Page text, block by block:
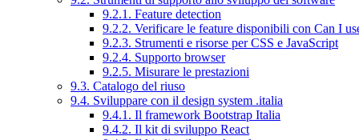
9.2.1. Feature detection
9.2.2. Verificare le feature disponibili con Can I
9.2.3. Strumenti e risorse per CSS e JavaScript
9.2.4. Supporto browser
9.2.5. Misurare le prestazioni
9.3. Catalogo del riuso
9.4. Sviluppare con il design system .italia
9.4.1. Il framework Bootstrap Italia
9.4.2. Il kit di sviluppo React